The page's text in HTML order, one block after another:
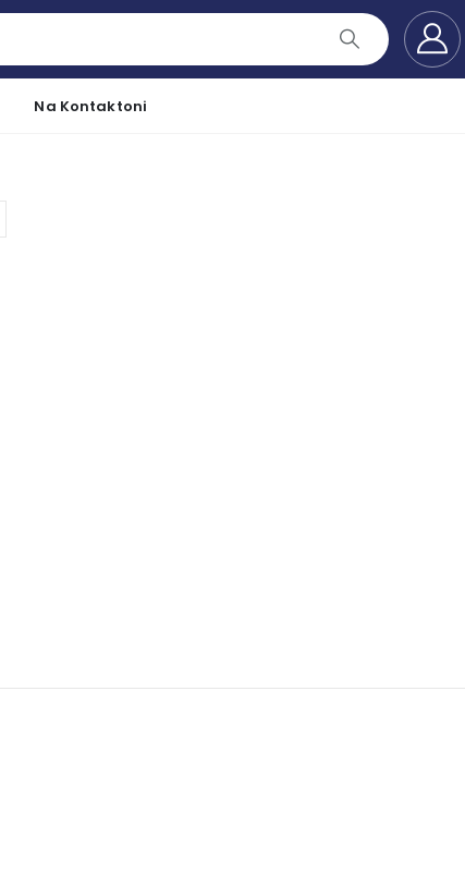
Na Kontaktoni